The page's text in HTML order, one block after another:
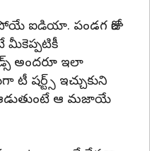
ఐడియా. పండగ రోజు
మీకెప్పటికీ
అందరూ ఇలా
టీ షర్ట్స్ ఇచ్చుకుని
ఆ మజాయే